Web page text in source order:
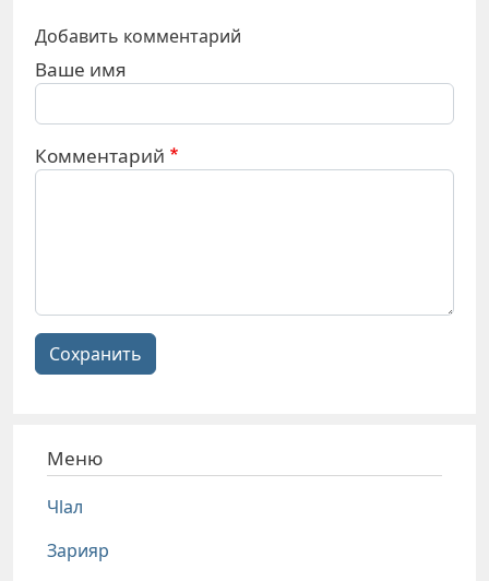
Добавить комментарий
Ваше имя
Комментарий
Сохранить
Меню
Чlал
Зарияр